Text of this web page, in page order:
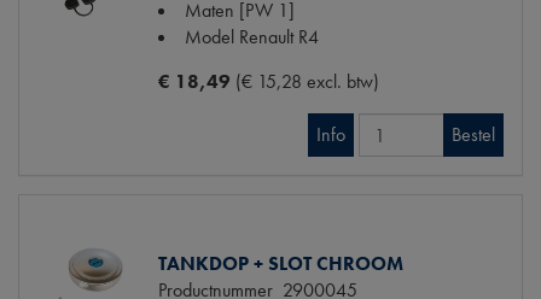
Maten [PW 1]
Model Renault R4
€ 18,49 (€ 15,28 excl. btw)
Info Bestel
TANKDOP + SLOT CHROOM
Productnummer 2900045